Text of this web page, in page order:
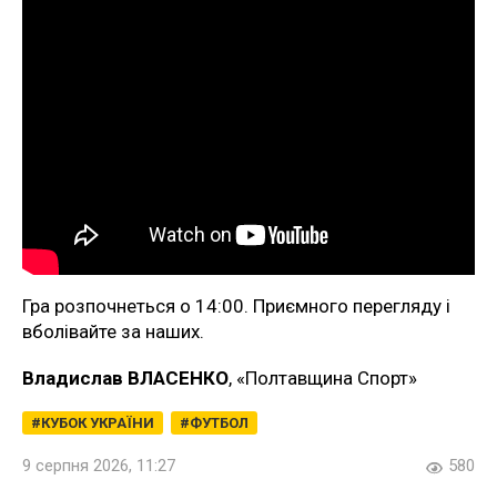
Гра розпочнеться о 14:00. Приємного перегляду і
вболівайте за наших.
Владислав ВЛАСЕНКО, «Полтавщина Спорт»
КУБОК УКРАЇНИ ФУТБОЛ
9 серпня 2026, 11:27 580